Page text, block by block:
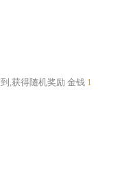
,获得随机奖励 金钱 1